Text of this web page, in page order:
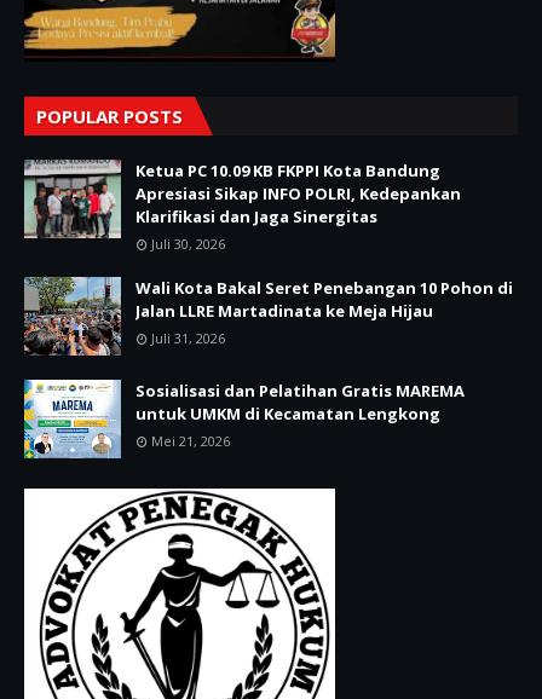
POPULAR POSTS
Ketua PC 10.09 KB FKPPI Kota Bandung
Apresiasi Sikap INFO POLRI, Kedepankan
Klarifikasi dan Jaga Sinergitas
Juli 30, 2026
Wali Kota Bakal Seret Penebangan 10 Pohon di
Jalan LLRE Martadinata ke Meja Hijau
Juli 31, 2026
Sosialisasi dan Pelatihan Gratis MAREMA
untuk UMKM di Kecamatan Lengkong
Mei 21, 2026